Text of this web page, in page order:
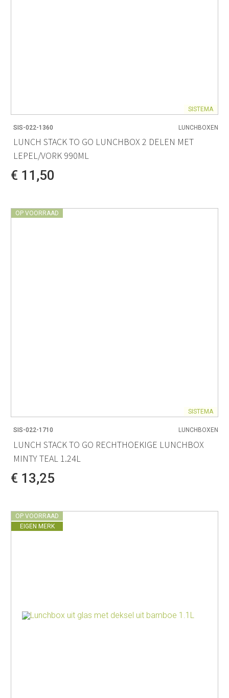
SISTEMA
SIS-022-1360 LUNCHBOXEN
LUNCH STACK TO GO LUNCHBOX 2 DELEN MET
LEPEL/VORK 990ML
€ 11,50
OP VOORRAAD
SISTEMA
SIS-022-1710 LUNCHBOXEN
LUNCH STACK TO GO RECHTHOEKIGE LUNCHBOX
MINTY TEAL 1.24L
€ 13,25
OP VOORRAAD
EIGEN MERK